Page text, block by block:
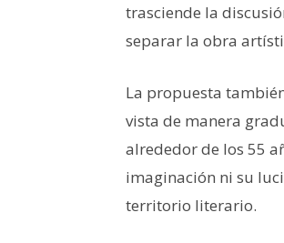
trasciende la
separar la obra
La propuesta
vista de manera
alrededor de los 55
imaginación ni su
territorio literario.